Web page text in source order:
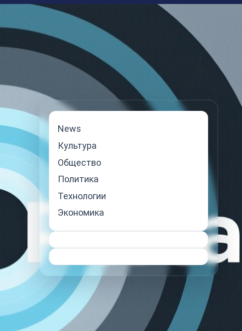
News
Культура
Общество
Политика
Технологии
Экономика